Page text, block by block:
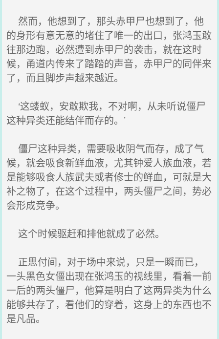
然而，他想到了，那头赤甲尸也想到了，他
的身形有意无意的堵住了唯一的出口，张鸿玉敢
往那边跑，必然遭到赤甲尸的袭击，就在这时
候，甬道内传来了踏踏的声音，赤甲尸的同伴来
了，而且脚步声越来越近。
‘这蝼蚁，安敢欺我，不对啊，从未听说僵尸
这种异类还能结伴而存的。’
僵尸这种异类，需要吸收阴气而存，成了气
候，就会吸食新鲜血液，尤其钟爱人族血液，若
是能够吸食人族武夫或者修士的鲜血，可就是大
补之物了，在这个过程中，两头僵尸之间，势必
会形成竞争。
这个时候驱赶和排他就成了必然。
正思付间，对于场中来说，只是一瞬而已，
一头黑色女僵出现在张鸿玉的视线里，看着一前
一后的两头僵尸，他算是明白了这两异类为什么
能够共存了，看他们的穿着，这身上的东西也不
是凡品。